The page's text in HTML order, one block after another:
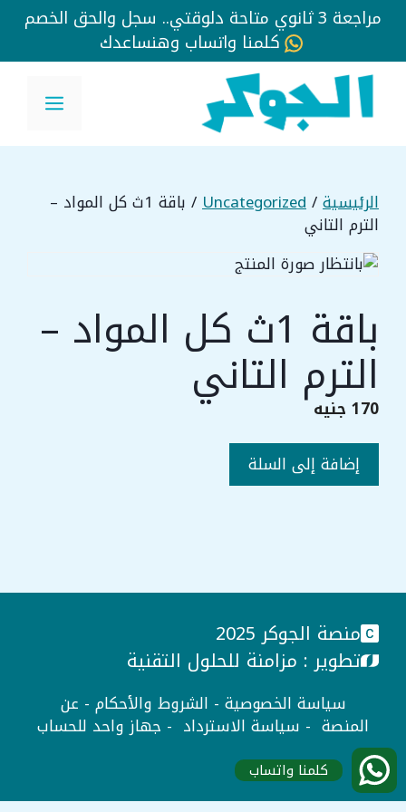
مراجعة 3 ثانوي متاحة دلوقتي.. سجل والحق الخصم
كلمنا واتساب وهنساعدك
انتقل
المحتوى
الرئيسية/
Uncategorized / باقة 1ث كل المواد –
الترم التاني
باقة 1ث كل المواد –
الترم التاني
170 جنيه
كمية
باقة
الترم
إضافة إلى السلة
منصة الجوكر 2025
تطوير : مزامنة للحلول التقنية
سياسة الخصوصية - الشروط والأحكام - عن
المنصة - سياسة الاسترداد - جهاز واحد للحساب
كلمنا واتساب